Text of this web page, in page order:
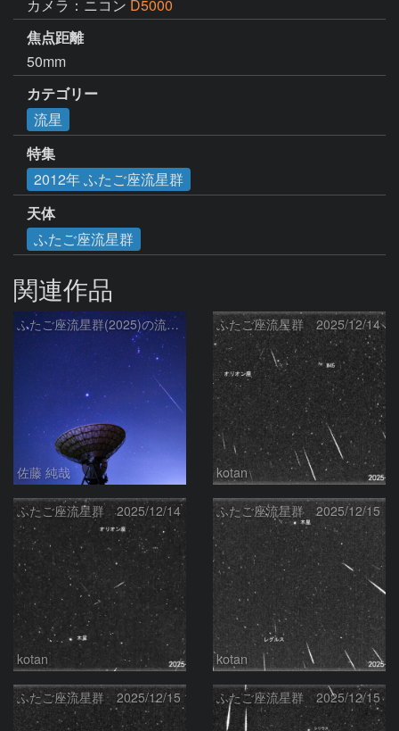
カメラ：ニコン D5000
焦点距離
50mm
カテゴリー
流星
特集
2012年 ふたご座流星群
天体
ふたご座流星群
関連作品
ふたご座流星群(2025)の流星と冬の星座、さくら宇宙公園のパラボラアンテナ
佐藤 純哉
ふたご座流星群 2025/12/14
kotan
ふたご座流星群 2025/12/14
kotan
ふたご座流星群 2025/12/15
kotan
ふたご座流星群 2025/12/15 ふたご座流星群 2025/12/15